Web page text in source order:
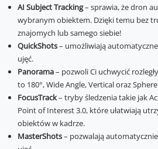
AI Subject Tracking– sprawia, że dron
wybranym obiektem. Dzięki temu bez
znajomych lub samego siebie!
QuickShots– umożliwiają
ujęć.
Panorama– pozwoli Ci uchwycić
to 180°, Wide Angle, Vertical oraz
FocusTrack– tryby śledzenia takie jak
Point of Interest 3.0, które ułatwiają
obiektów w kadrze.
MasterShots– pozwalają